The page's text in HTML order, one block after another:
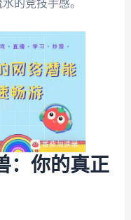
的竞技手感。
：你的真正